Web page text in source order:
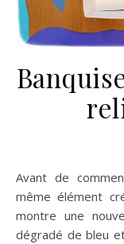
Avant de commencer un mini-thème Carnaval avec un
même élément
montre une
dégradé de bleu